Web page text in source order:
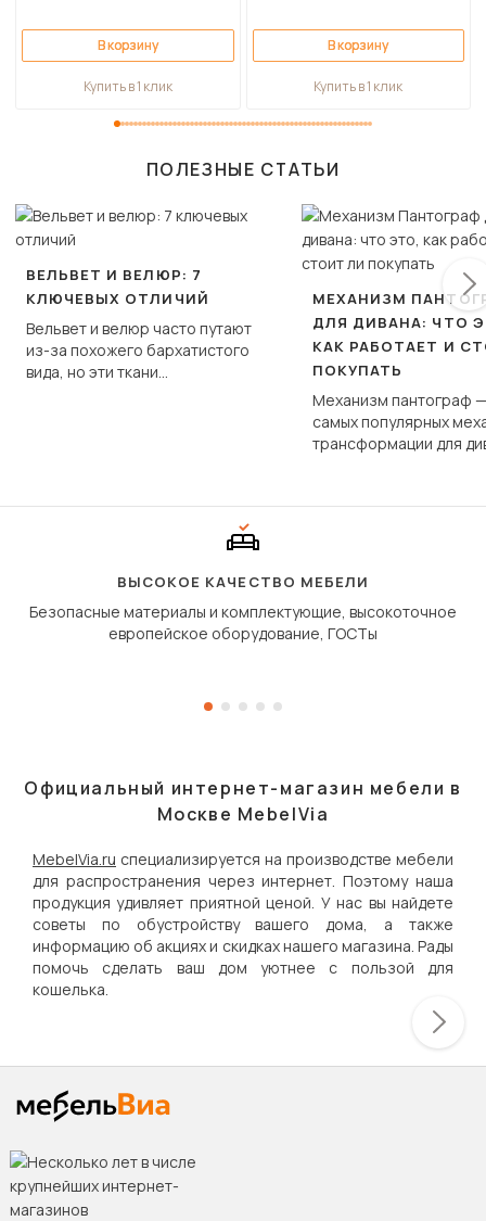
В корзину
Купить в 1 клик
В корзину
Купить в 1 клик
ПОЛЕЗНЫЕ СТАТЬИ
ВЕЛЬВЕТ И ВЕЛЮР: 7
КЛЮЧЕВЫХ ОТЛИЧИЙ
Вельвет и велюр часто путают
из-за похожего бархатистого
вида, но эти ткани
МЕХАНИЗМ
ДЛЯ ДИВАНА: ЧТО
КАК РАБОТАЕТ И
ПОКУПАТЬ
Механизм пантограф
самых популярных
трансформации для
сиденье не
дугообразной
ВЫСОКОЕ КАЧЕСТВО МЕБЕЛИ
Безопасные материалы и комплектующие, высокоточное
европейское оборудование, ГОСТы
Официальный интернет-магазин мебели в
Москве MebelVia
MebelVia.ru специализируется на производстве мебели
для распространения через интернет. Поэтому наша
продукция удивляет приятной ценой. У нас вы найдете
советы по обустройству вашего дома, а также
информацию об акциях и скидках нашего магазина. Рады
помочь сделать ваш дом уютнее с пользой для
кошелька.